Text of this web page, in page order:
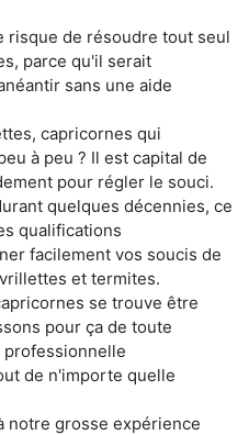
risque de résoudre tout seul
parce qu'il serait
sans une aide
capricornes qui
à peu ? Il est capital de
pour régler le souci.
quelques décennies, ce
qualifications
facilement vos soucis de
et termites.
se trouve être
pour ça de toute
de n'importe quelle
notre grosse expérience